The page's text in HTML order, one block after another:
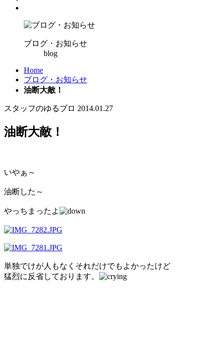
ブログ・お知らせ
blog
Home
ブログ・お知らせ
油断大敵！
スタッフのゆるブロ 2014.01.27
油断大敵！
いやぁ～
油断した～
やっちまったよ
単独でけが人もなくそれだけでもよかったけど
猛烈に反省しております。